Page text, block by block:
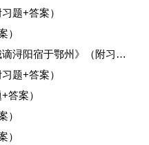
题+答案）
）
宿于鄂州》（附习题+答案）
题+答案）
答案）
）
）